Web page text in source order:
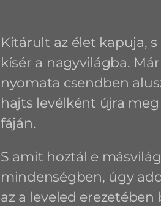
Kitárult az élet kapuja,
kísér a nagyvilágba.
nyomata csendben
hajts levélként újra
fáján.
S amit hoztál e
mindenségben, úgy
az a leveled erezetében